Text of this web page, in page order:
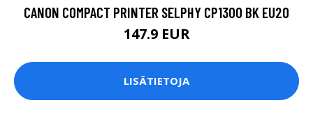
CANON COMPACT PRINTER SELPHY CP1300 BK EU20
147.9 EUR
LISÄTIETOJA